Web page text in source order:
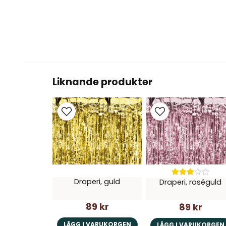
Liknande produkter
Draperi, guld
89 kr
LÄGG I VARUKORGEN
Draperi, roséguld
89 kr